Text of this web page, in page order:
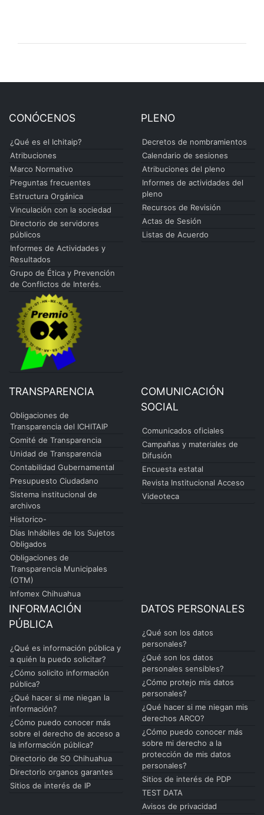
CONÓCENOS
¿Qué es el Ichitaip?
Atribuciones
Marco Normativo
Preguntas frecuentes
Estructura Orgánica
Vinculación con la sociedad
Directorio de servidores
públicos
Informes de Actividades y
Resultados
Grupo de Ética y Prevención
de Conflictos de Interés.
PLENO
Decretos de nombramientos
Calendario de sesiones
Atribuciones del pleno
Informes de actividades del
pleno
Recursos de Revisión
Actas de Sesión
Listas de Acuerdo
TRANSPARENCIA
Obligaciones de
Transparencia del ICHITAIP
Comité de Transparencia
Unidad de Transparencia
Contabilidad Gubernamental
Presupuesto Ciudadano
Sistema institucional de
archivos
Historico-
Días Inhábiles de los Sujetos
Obligados
Obligaciones de
Transparencia Municipales
(OTM)
Infomex Chihuahua
COMUNICACIÓN
SOCIAL
Comunicados oficiales
Campañas y materiales de
Difusión
Encuesta estatal
Revista Institucional Acceso
Videoteca
INFORMACIÓN
PÚBLICA
¿Qué es información pública y
a quién la puedo solicitar?
¿Cómo solicito información
pública?
¿Qué hacer si me niegan la
información?
¿Cómo puedo conocer más
sobre el derecho de acceso a
la información pública?
Directorio de SO Chihuahua
Directorio organos garantes
Sitios de interés de IP
DATOS PERSONALES
¿Qué son los datos
personales?
¿Qué son los datos
personales sensibles?
¿Cómo protejo mis datos
personales?
¿Qué hacer si me niegan mis
derechos ARCO?
¿Cómo puedo conocer más
sobre mi derecho a la
protección de mis datos
personales?
Sitios de interés de PDP
TEST DATA
Avisos de privacidad